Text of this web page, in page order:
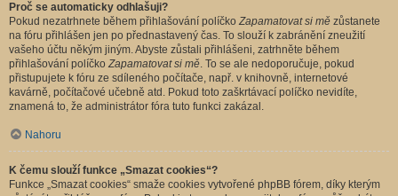
Proč se automaticky odhlašuji?
Pokud nezatrhnete během přihlašování políčko Zapamatovat si mě zůstanete
na fóru přihlášen jen po přednastavený čas. To slouží k zabránění zneužití
vašeho účtu někým jiným. Abyste zůstali přihlášeni, zatrhněte během
přihlašování políčko Zapamatovat si mě. To se ale nedoporučuje, pokud
přistupujete k fóru ze sdíleného počítače, např. v knihovně, internetové
kavárně, počítačové učebně atd. Pokud toto zaškrtávací políčko nevidíte,
znamená to, že administrátor fóra tuto funkci zakázal.
Nahoru
K čemu slouží funkce „Smazat cookies“?
Funkce „Smazat cookies“ smaže cookies vytvořené phpBB fórem, díky kterým